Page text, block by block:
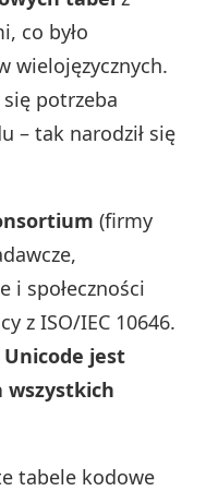
co było
wielojęzycznych.
potrzeba
– tak narodził się
(firmy
i społeczności
z ISO/IEC 10646.
Unicode jest
wszystkich
tabele kodowe